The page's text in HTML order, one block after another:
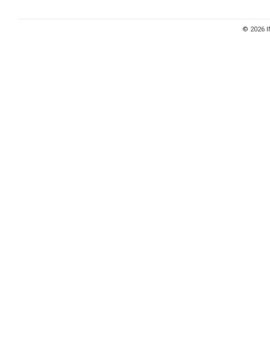
© 2026